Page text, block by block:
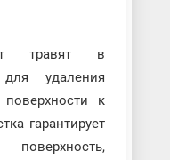
травят в
удаления
к
гарантирует